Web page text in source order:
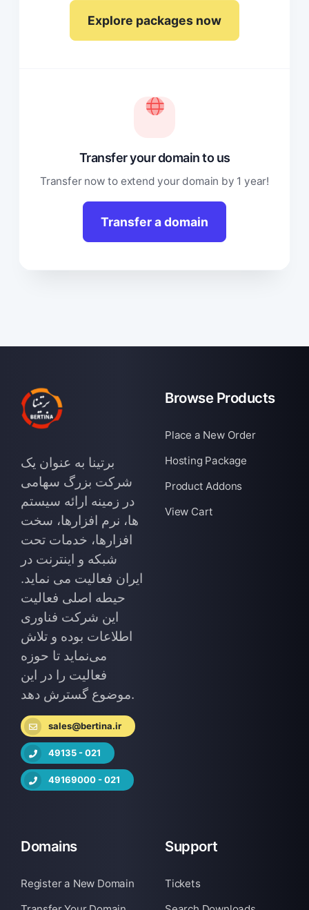
Explore packages now
Transfer your domain to us
Transfer now to extend your domain by 1 year!
Transfer a domain
برتینا به عنوان یک
شرکت بزرگ سهامی
در زمینه ارائه سیستم
ها، نرم افزارها، سخت
افزارها، خدمات تحت
شبکه و اینترنت در
ایران فعالیت می نماید.
حیطه اصلی فعالیت
این شرکت فناوری
اطلاعات بوده و تلاش
می‌نماید تا حوزه
فعالیت را در این
موضوع گسترش دهد.
sales@bertina.ir
49135 - 021
49169000 - 021
Browse Products
Place a New Order
Hosting Package
Product Addons
View Cart
Domains
Register a New Domain
Support
Tickets